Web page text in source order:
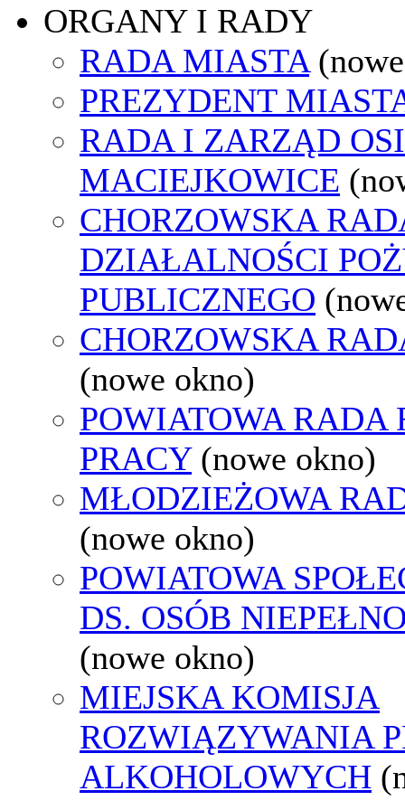
ORGANY I RADY
RADA MIASTA
PREZYDENT
RADA I ZARZĄD
MACIEJKOWICE
CHORZOWSKA
DZIAŁALNOŚCI
PUBLICZNEGO
CHORZOWSKA
(nowe okno)
POWIATOWA RADA
PRACY (nowe okno)
MŁODZIEŻOWA
(nowe okno)
POWIATOWA
DS. OSÓB
(nowe okno)
MIEJSKA KOMISJA
ROZWIĄZYWANIA
ALKOHOLOWYCH